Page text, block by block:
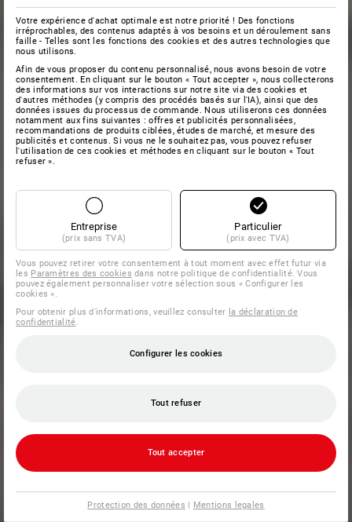
Votre expérience d'achat optimale est notre priorité ! Des fonctions
irréprochables, des contenus adaptés à vos besoins et un déroulement sans
faille - Telles sont les fonctions des cookies et des autres technologies que
nous utilisons.
Afin de vous proposer du contenu personnalisé, nous avons besoin de votre
consentement. En cliquant sur le bouton « Tout accepter », nous collecterons
des informations sur vos interactions sur notre site via des cookies et
d'autres méthodes (y compris des procédés basés sur l'IA), ainsi que des
données issues du processus de commande. Nous utiliserons ces données
notamment aux fins suivantes : offres et publicités personnalisées,
recommandations de produits ciblées, études de marché, et mesure des
publicités et contenus. Si vous ne le souhaitez pas, vous pouvez refuser
l'utilisation de ces cookies et méthodes en cliquant sur le bouton « Tout
refuser ».
Entreprise
(prix sans TVA)
Particulier
(prix avec TVA)
Vous pouvez retirer votre consentement à tout moment avec effet futur via
les Paramètres des cookies dans notre politique de confidentialité. Vous
pouvez également personnaliser votre sélection sous « Configurer les
cookies ».
Pour obtenir plus d'informations, veuillez consulter la déclaration de
confidentialité
Configurer les cookies
Tout refuser
Tout accepter
Protection des données | Mentions legales